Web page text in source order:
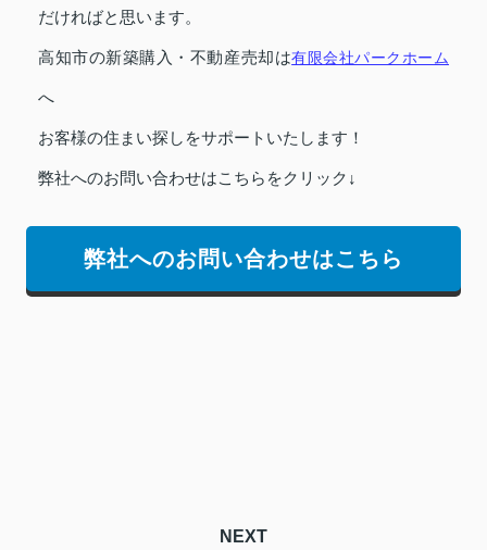
だければと思います。
高知市の新築購入・不動産売却は有限会社パークホーム
へ
お客様の住まい探しをサポートいたします！
弊社へのお問い合わせはこちらをクリック↓
弊社へのお問い合わせはこちら
NEXT